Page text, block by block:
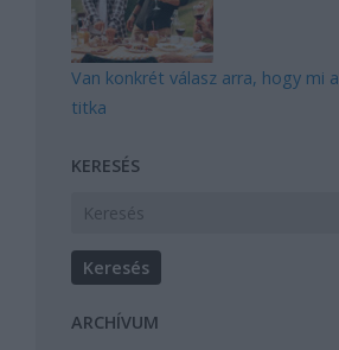
Van konkrét válasz arra, hogy mi
titka
KERESÉS
ARCHÍVUM